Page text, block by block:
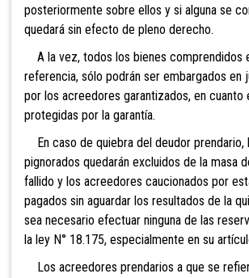
posteriormente sobre ellos y si alguna se
quedará sin efecto de pleno derecho.
A la vez, todos los bienes comprendidos
referencia, sólo podrán ser embargados en
por los acreedores garantizados, en cuanto
protegidas por la garantía.
En caso de quiebra del deudor prendario,
pignorados quedarán excluidos de la masa
fallido y los acreedores caucionados por
pagados sin aguardar los resultados de la
sea necesario efectuar ninguna de las
la ley N° 18.175, especialmente en su
Los acreedores prendarios a que se